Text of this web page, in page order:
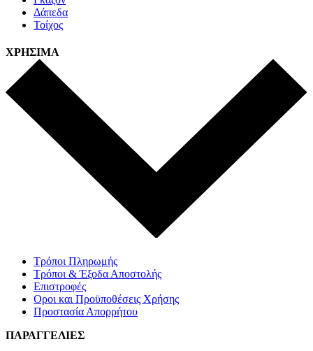
Δάπεδα
Τοίχος
ΧΡΗΣΙΜΑ
Τρόποι Πληρωμής
Τρόποι & Έξοδα Αποστολής
Επιστροφές
Οροι και Προϋποθέσεις Χρήσης
Προστασία Απορρήτου
ΠΑΡΑΓΓΕΛΙΕΣ